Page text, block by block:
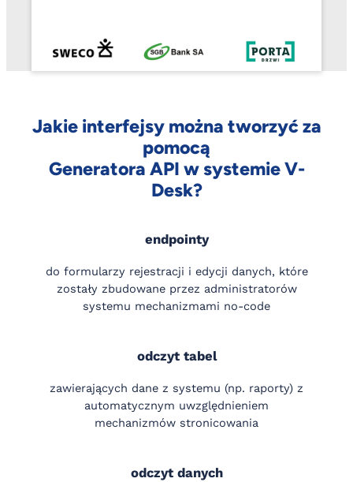
Jakie interfejsy można tworzyć za
pomocą
Generatora API w systemie V-
Desk?
endpointy
do formularzy rejestracji i edycji danych, które
zostały zbudowane przez administratorów
systemu mechanizmami no-code
odczyt tabel
zawierających dane z systemu (np. raporty) z
automatycznym uwzględnieniem
mechanizmów stronicowania
odczyt danych